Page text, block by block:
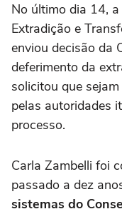
No último dia 14,
Extradição e
enviou decisão da
deferimento da
solicitou que
pelas autoridades
processo.
Carla Zambelli foi
passado a dez
sistemas do